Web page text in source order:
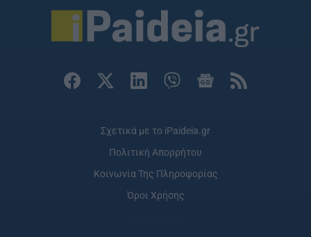
Σχετικά με το iPaideia.gr
Πολιτική Απορρήτου
Κοινωνία Της Πληροφορίας
Όροι Χρήσης